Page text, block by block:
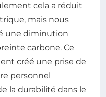
cela a réduit
mais nous
une diminution
carbone. Ce
créé une prise de
personnel
la durabilité dans le